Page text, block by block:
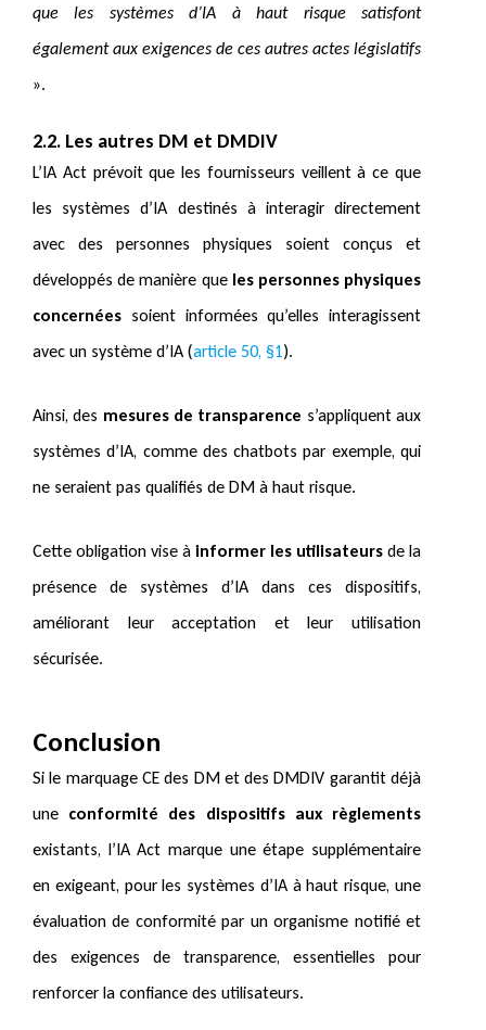
que les systèmes d’IA à haut risque satisfont
également aux exigences de ces autres actes législatifs
».
2.2. Les autres DM et DMDIV
L’IA Act prévoit que les fournisseurs veillent à ce que
les systèmes d’IA destinés à interagir directement
avec des personnes physiques soient conçus et
développés de manière que les personnes physiques
concernées soient informées qu’elles interagissent
avec un système d’IA (article 50, §1).
Ainsi, des mesures de transparence s’appliquent aux
systèmes d’IA, comme des chatbots par exemple, qui
ne seraient pas qualifiés de DM à haut risque.
Cette obligation vise à informer les utilisateurs de la
présence de systèmes d’IA dans ces dispositifs,
améliorant leur acceptation et leur utilisation
sécurisée.
Conclusion
Si le marquage CE des DM et des DMDIV garantit déjà
une conformité des dispositifs aux règlements
existants, l’IA Act marque une étape supplémentaire
en exigeant, pour les systèmes d’IA à haut risque, une
évaluation de conformité par un organisme notifié et
des exigences de transparence, essentielles pour
renforcer la confiance des utilisateurs.